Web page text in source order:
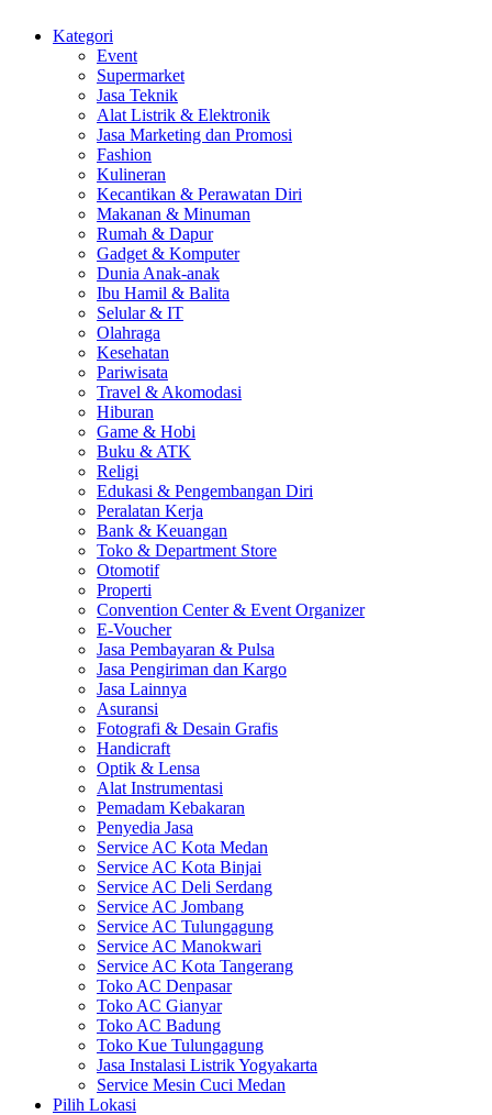
Kategori
Event
Supermarket
Jasa Teknik
Alat Listrik & Elektronik
Jasa Marketing dan Promosi
Fashion
Kulineran
Kecantikan & Perawatan Diri
Makanan & Minuman
Rumah & Dapur
Gadget & Komputer
Dunia Anak-anak
Ibu Hamil & Balita
Selular & IT
Olahraga
Kesehatan
Pariwisata
Travel & Akomodasi
Hiburan
Game & Hobi
Buku & ATK
Religi
Edukasi & Pengembangan Diri
Peralatan Kerja
Bank & Keuangan
Toko & Department Store
Otomotif
Properti
Convention Center & Event Organizer
E-Voucher
Jasa Pembayaran & Pulsa
Jasa Pengiriman dan Kargo
Jasa Lainnya
Asuransi
Fotografi & Desain Grafis
Handicraft
Optik & Lensa
Alat Instrumentasi
Pemadam Kebakaran
Penyedia Jasa
Service AC Kota Medan
Service AC Kota Binjai
Service AC Deli Serdang
Service AC Jombang
Service AC Tulungagung
Service AC Manokwari
Service AC Kota Tangerang
Toko AC Denpasar
Toko AC Gianyar
Toko AC Badung
Toko Kue Tulungagung
Jasa Instalasi Listrik Yogyakarta
Service Mesin Cuci Medan
Pilih Lokasi